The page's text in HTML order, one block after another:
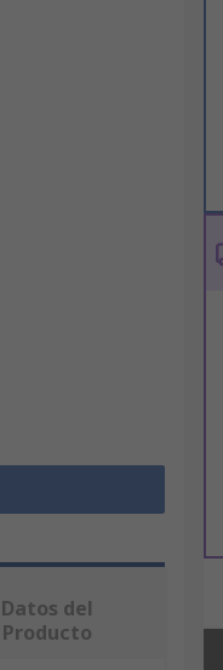
Datos del
Producto